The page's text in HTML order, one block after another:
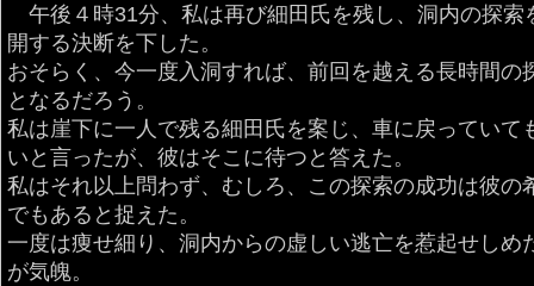
午後４時31分、私は再び細田氏を残し、洞内の探索
開する決断を下した。
おそらく、今一度入洞すれば、前回を越える長時間の
となるだろう。
私は崖下に一人で残る細田氏を案じ、車に戻っていて
いと言ったが、彼はそこに待つと答えた。
私はそれ以上問わず、むしろ、この探索の成功は彼の
でもあると捉えた。
一度は痩せ細り、洞内からの虚しい逃亡を惹起せしめ
が気魄。